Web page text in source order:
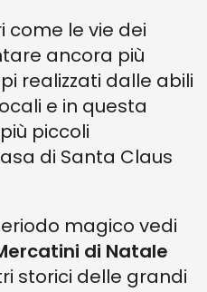
come le vie dei
ancora più
realizzati dalle abili
e in questa
piccoli
di Santa Claus
magico vedi
di Natale
storici delle grandi